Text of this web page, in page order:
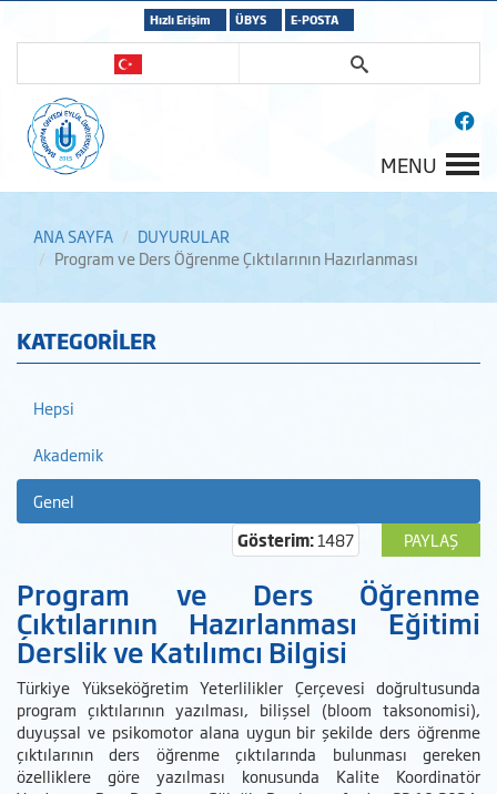
Hızlı Erişim ÜBYS E-POSTA
MENU
ANA SAYFA
DUYURULAR
Program ve Ders Öğrenme Çıktılarının Hazırlanması
KATEGORİLER
Hepsi
Akademik
Genel
PAYLAŞ
Gösterim:1487
Program ve Ders Öğrenme
Çıktılarının Hazırlanması Eğitimi
Derslik ve Katılımcı Bilgisi
Türkiye Yükseköğretim Yeterlilikler Çerçevesi doğrultusunda
program çıktılarının yazılması, bilişsel (bloom taksonomisi),
duyuşsal ve psikomotor alana uygun bir şekilde ders öğrenme
çıktılarının ders öğrenme çıktılarında bulunması gereken
özelliklere göre yazılması konusunda Kalite Koordinatör